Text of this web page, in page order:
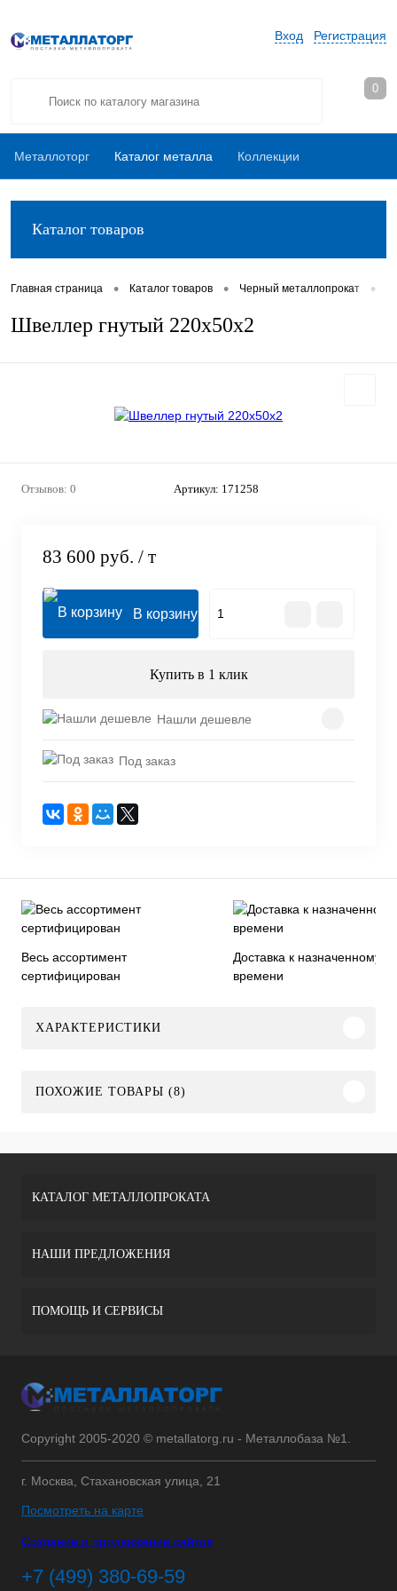
Вход Регистрация
0
Металлоторг Каталог металла Коллекции
Каталог товаров
Главная страница • Каталог товаров • Черный металлопрокат •
Швеллер гнутый 220х50х2
Отзывов: 0 Артикул: 171258
83 600 руб. / т
В корзину
Купить в 1 клик
Нашли дешевле
Под заказ
Весь ассортимент
сертифицирован
Доставка к назначенному
времени
ХАРАКТЕРИСТИКИ
ПОХОЖИЕ ТОВАРЫ (8)
КАТАЛОГ МЕТАЛЛОПРОКАТА
НАШИ ПРЕДЛОЖЕНИЯ
ПОМОЩЬ И СЕРВИСЫ
Copyright 2005-2020 © metallatorg.ru - Металлобаза №1.
г. Москва, Стахановская улица, 21
Посмотреть на карте
Создание и продвижение сайтов
+7 (499) 380-69-59